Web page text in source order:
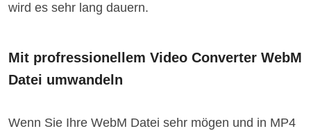
wird es sehr lang dauern.
Mit profressionellem Video Converter WebM
Datei umwandeln
Wenn Sie Ihre WebM Datei sehr mögen und in MP4